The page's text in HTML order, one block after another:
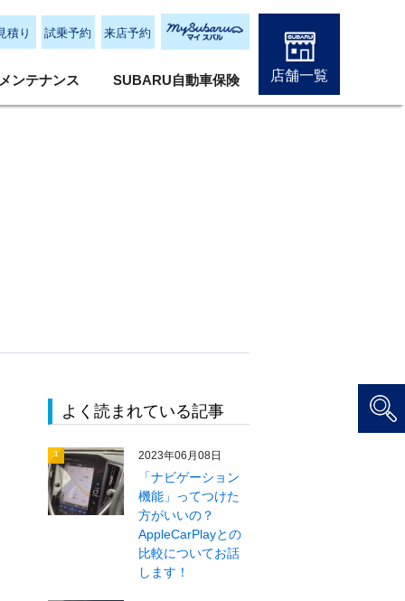
積り 試乗予約 来店予約
ンテナンス SUBARU自動車保険 店舗一覧
よく読まれている記事
1 2023年06月08日
「ナビゲーション
機能」ってつけた
方がいいの？
AppleCarPlayとの
比較についてお話
します！